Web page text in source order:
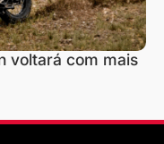
voltará com mais